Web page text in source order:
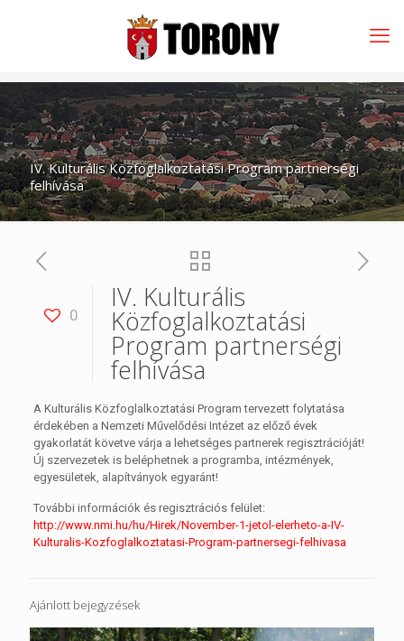
IV. Kulturális Közfoglalkoztatási Program partnerségi
felhívása
0
IV. Kulturális
Közfoglalkoztatási
Program partnerségi
felhívása
A Kulturális Közfoglalkoztatási Program tervezett folytatása
érdekében a Nemzeti Művelődési Intézet az előző évek
gyakorlatát követve várja a lehetséges partnerek regisztrációját!
Új szervezetek is beléphetnek a programba, intézmények,
egyesületek, alapítványok egyaránt!
További információk és regisztrációs felület:
http://www.nmi.hu/hu/Hirek/November-1-jetol-elerheto-a-IV-
Kulturalis-Kozfoglalkoztatasi-Program-partnersegi-felhivasa
Ajánlott bejegyzések